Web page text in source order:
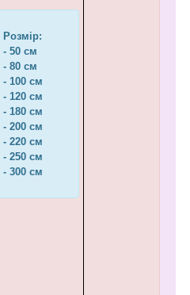
Розмір:
- 50 см
- 80 см
- 100 см
- 120 см
- 180 см
- 200 см
- 220 см
- 250 см
- 300 см